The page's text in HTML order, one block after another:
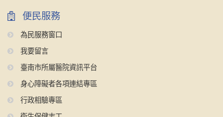
便民服務
為民服務窗口
我要留言
臺南市所屬醫院資訊平台
身心障礙者各項連結專區
行政相驗專區